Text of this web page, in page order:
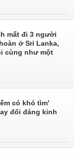
mất đi 3 người
ở Sri Lanka,
cùng như một
có khó tìm'
đổi đáng kinh